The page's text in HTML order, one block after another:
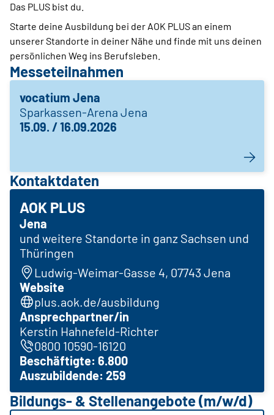
Das PLUS bist du.
Starte deine Ausbildung bei der AOK PLUS an einem
unserer Standorte in deiner Nähe und finde mit uns deinen
persönlichen Weg ins Berufsleben.
Messeteilnahmen
vocatium Jena
Sparkassen-Arena Jena
15.09. / 16.09.2026
Kontaktdaten
AOK PLUS
Jena
und weitere Standorte in ganz Sachsen und
Thüringen
Ludwig-Weimar-Gasse 4, 07743 Jena
Website
plus.aok.de/ausbildung
Ansprechpartner/in
Kerstin Hahnefeld-Richter
0800 10590-16120
Beschäftigte: 6.800
Auszubildende: 259
Bildungs- & Stellenangebote (m/w/d)